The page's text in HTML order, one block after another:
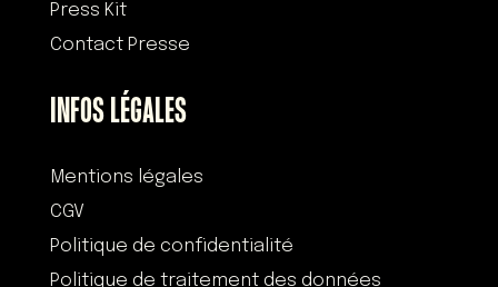
Press Kit
Contact Presse
INFOS LÉGALES
Mentions légales
CGV
Politique de confidentialité
Politique de traitement des données